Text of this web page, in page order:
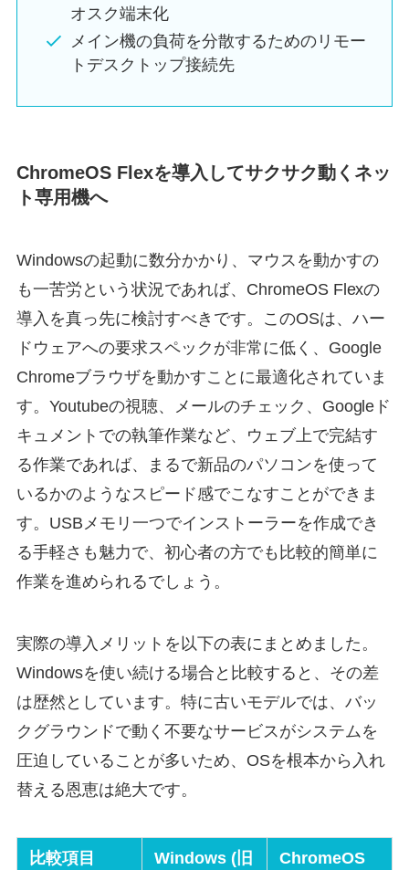
オスク端末化
メイン機の負荷を分散するためのリモー
トデスクトップ接続先
ChromeOS Flexを導入してサクサク動くネッ
ト専用機へ
Windowsの起動に数分かかり、マウスを動かすの
も一苦労という状況であれば、ChromeOS Flexの
導入を真っ先に検討すべきです。このOSは、ハー
ドウェアへの要求スペックが非常に低く、Google
Chromeブラウザを動かすことに最適化されていま
す。Youtubeの視聴、メールのチェック、Googleド
キュメントでの執筆作業など、ウェブ上で完結す
る作業であれば、まるで新品のパソコンを使って
いるかのようなスピード感でこなすことができま
す。USBメモリ一つでインストーラーを作成でき
る手軽さも魅力で、初心者の方でも比較的簡単に
作業を進められるでしょう。
実際の導入メリットを以下の表にまとめました。
Windowsを使い続ける場合と比較すると、その差
は歴然としています。特に古いモデルでは、バッ
クグラウンドで動く不要なサービスがシステムを
圧迫していることが多いため、OSを根本から入れ
替える恩恵は絶大です。
比較項目 Windows (旧 ChromeOS